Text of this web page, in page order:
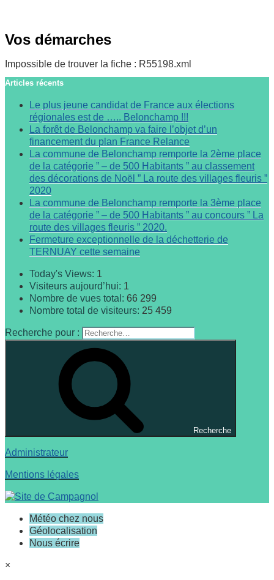
Vos démarches
Impossible de trouver la fiche : R55198.xml
Articles récents
Le plus jeune candidat de France aux élections
régionales est de ….. Belonchamp !!!
La forêt de Belonchamp va faire l’objet d’un
financement du plan France Relance
La commune de Belonchamp remporte la 2ème place
de la catégorie ” – de 500 Habitants ” au classement
des décorations de Noël ” La route des villages fleuris ”
2020
La commune de Belonchamp remporte la 3ème place
de la catégorie ” – de 500 Habitants ” au concours ” La
route des villages fleuris ” 2020.
Fermeture exceptionnelle de la déchetterie de
TERNUAY cette semaine
Today's Views: 1
Visiteurs aujourd’hui: 1
Nombre de vues total: 66 299
Nombre total de visiteurs: 25 459
Recherche pour :
Recherche
Administrateur
Mentions légales
Météo chez nous
Géolocalisation
Nous écrire
×